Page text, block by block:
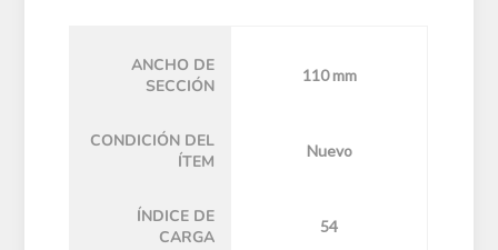
ANCHO DE
SECCIÓN
110 mm
CONDICIÓN DEL
ÍTEM
Nuevo
ÍNDICE DE
CARGA
54